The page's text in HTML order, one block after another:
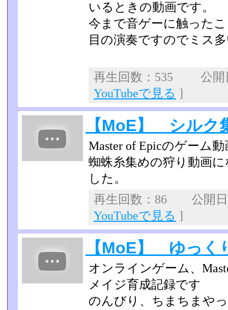
いるときの動画です。
今まで音ゲーに触った
目の演奏ですのでミス
再生回数：535 公
YouTubeで見る ]
【MoE】 シルク
Master of Epicのゲーム
蜘蛛糸集めの狩り動画
した。
再生回数：86 公開
YouTubeで見る ]
【MoE】 ゆっ
オンラインゲーム、
メイジ育成記録です
のんびり、ちまちまや